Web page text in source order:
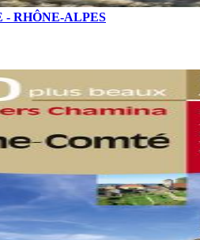
- RHÔNE-ALPES